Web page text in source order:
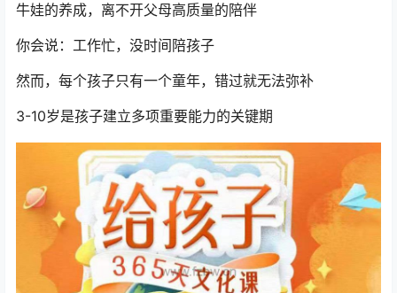
牛娃的养成，离不开父母高质量的陪伴
你会说：工作忙，没时间陪孩子
然而，每个孩子只有一个童年，错过就无法弥补
3-10岁是孩子建立多项重要能力的关键期